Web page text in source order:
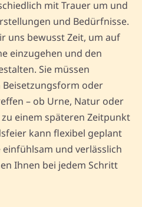
mit Trauer um und
und Bedürfnisse.
uns bewusst Zeit, um auf
einzugehen und den
Sie müssen
oder
– ob Urne, Natur oder
zu einem späteren Zeitpunkt
kann flexibel geplant
und verlässlich
Ihnen bei jedem Schritt